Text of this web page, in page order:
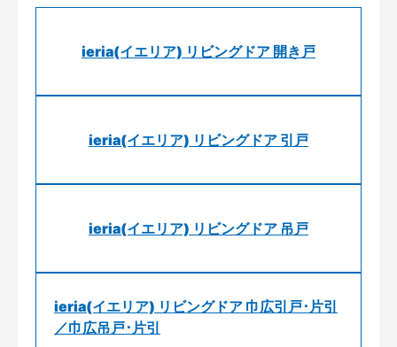
ieria(イエリア) リビングドア 開き戸
ieria(イエリア) リビングドア 引戸
ieria(イエリア) リビングドア 吊戸
ieria(イエリア) リビングドア 巾広引戸･片引
／巾広吊戸･片引